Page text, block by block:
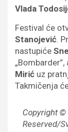
Vlada
Festival će
Stanojević.
nastupiće
Mirić uz
Takmičenja
Copyright ©
Reserved/